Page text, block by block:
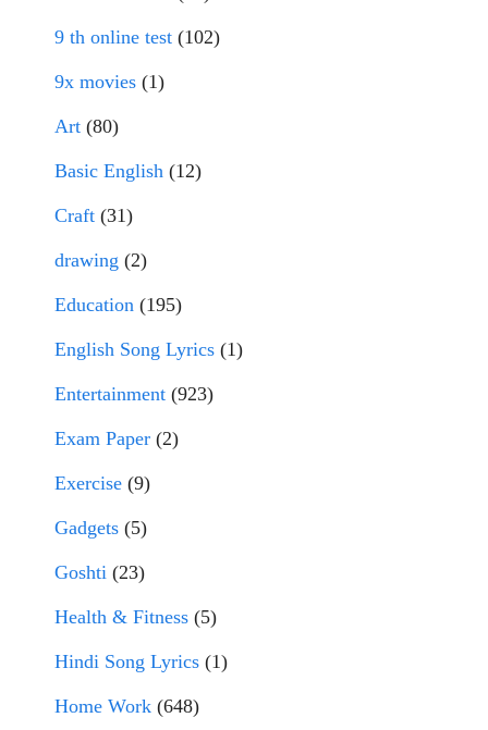
9 th online test (102)
9x movies (1)
Art (80)
Basic English (12)
Craft (31)
drawing (2)
Education (195)
English Song Lyrics (1)
Entertainment (923)
Exam Paper (2)
Exercise (9)
Gadgets (5)
Goshti (23)
Health & Fitness (5)
Hindi Song Lyrics (1)
Home Work (648)